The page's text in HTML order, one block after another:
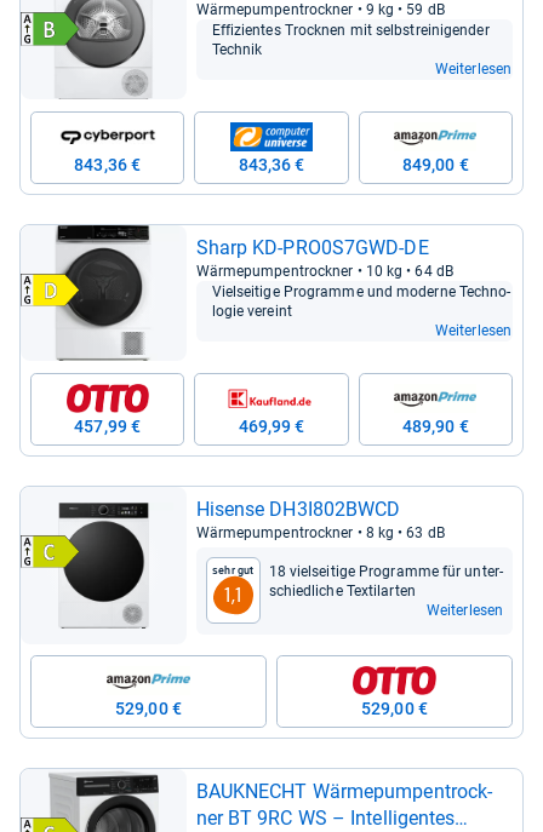
Wär­me­pum­pen­trock­ner • 9 kg • 59 dB
Effi­zi­en­tes Trock­nen mit selbstrei­ni­gen­der
Tech­nik
Weiterlesen
843,36 € 843,36 € 849,00 €
Sharp KD-​PRO0S7GWD-​DE
Wär­me­pum­pen­trock­ner • 10 kg • 64 dB
Viel­sei­tige Pro­gramme und moderne Tech­no­
lo­gie ver­eint
Weiterlesen
457,99 € 469,99 € 489,90 €
Hisense DH3I802BWCD
Wär­me­pum­pen­trock­ner • 8 kg • 63 dB
Sehr gut
1,1
18 viel­sei­tige Pro­gramme für unter­
schied­li­che Tex­tilar­ten
Weiterlesen
529,00 € 529,00 €
BAU­KNECHT Wär­me­pum­pen­trock­
ner BT 9RC WS – Intel­li­gen­tes